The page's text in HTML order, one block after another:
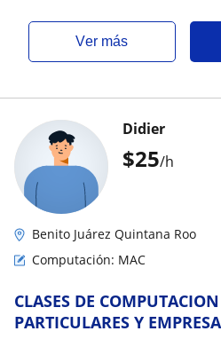
ver más
$25/h
Didier
Benito Juárez Quintana Roo
Computación: MAC
CLASES DE
PARTICULARES Y